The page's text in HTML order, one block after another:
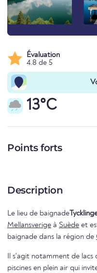
Évaluation
4.8 de 5
13°C
Points forts
Description
Le lieu de baignade
Mellansverige à Suède et
baignade dans la région de
Il s'agit notamment de lacs
piscines en plein air qui